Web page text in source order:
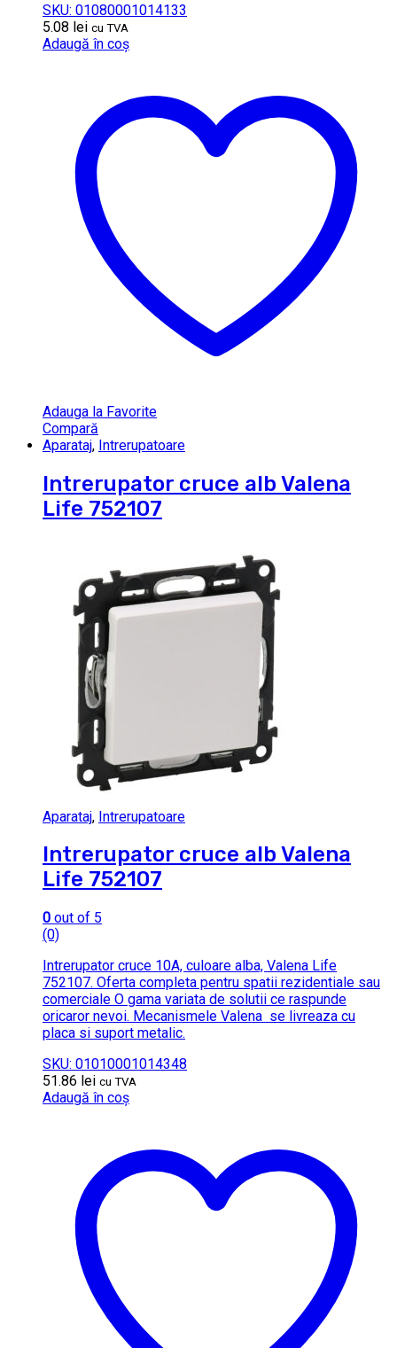
SKU: 01080001014133
5.08 lei cu TVA
Adaugă în coș
Adauga la Favorite
Compară
Aparataj, Intrerupatoare
Intrerupator cruce alb Valena
Life 752107
Aparataj, Intrerupatoare
Intrerupator cruce alb Valena
Life 752107
0 out of 5
(0)
Intrerupator cruce 10A, culoare alba, Valena Life
752107. Oferta completa pentru spatii rezidentiale sau
comerciale O gama variata de solutii ce raspunde
oricaror nevoi. Mecanismele Valena se livreaza cu
placa si suport metalic.
SKU: 01010001014348
51.86 lei cu TVA
Adaugă în coș